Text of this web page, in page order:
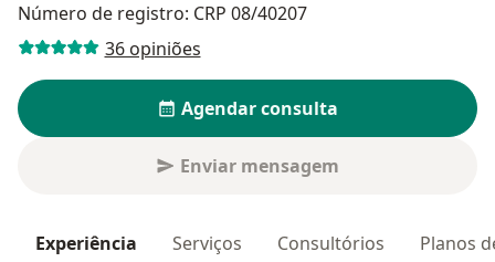
Número de registro: CRP 08/40207
36 opiniões
Agendar consulta
Enviar mensagem
Experiência Serviços Consultórios Planos